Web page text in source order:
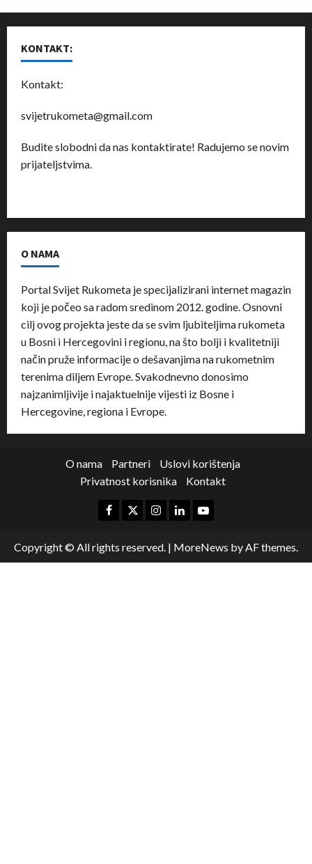
KONTAKT:
Kontakt:
svijetrukometa@gmail.com
Budite slobodni da nas kontaktirate! Radujemo se novim
prijateljstvima.
O NAMA
Portal Svijet Rukometa je specijalizirani internet magazin
koji je počeo sa radom sredinom 2012. godine. Osnovni
cilj ovog projekta jeste da se svim ljubiteljima rukometa
u Bosni i Hercegovini i regionu, na što bolji i kvalitetniji
način pruže informacije o dešavanjima na rukometnim
terenima diljem Evrope. Svakodnevno donosimo
najzanimljivije i najaktuelnije vijesti iz Bosne i
Hercegovine, regiona i Evrope.
O nama Partneri
Uslovi korištenja
Privatnost korisnika
Kontakt
Copyright © All rights reserved. | MoreNews by AF themes.